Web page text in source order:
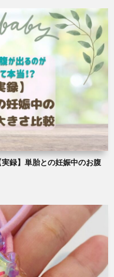
録】単胎との妊娠中のお腹